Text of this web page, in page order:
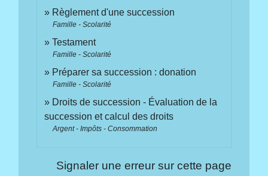
Règlement d'une succession
Famille - Scolarité
Testament
Famille - Scolarité
Préparer sa succession : donation
Famille - Scolarité
Droits de succession - Évaluation de la
succession et calcul des droits
Argent - Impôts - Consommation
Signaler une erreur sur cette page